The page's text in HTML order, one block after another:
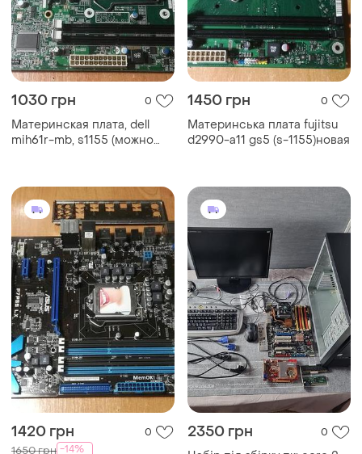
1030 грн 0
Материнская плата, dell
mih61r-mb, s1155 (можно
1450 грн 0
Материнська плата fujitsu
d2990-a11 gs5 (s-1155)новая
1420 грн 0
1650 грн -14%
2350 грн 0